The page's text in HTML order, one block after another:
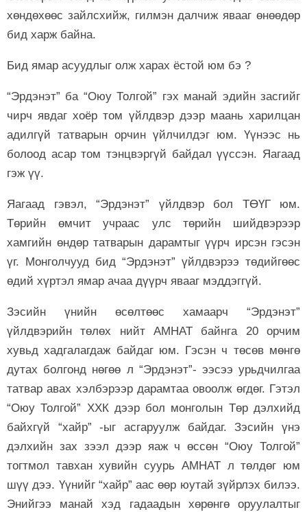
хөндөхөөс зайлсхийж, гилмэн далчиж явааг өнөөдөр
бид харж байна.
Бид ямар асуудлыг олж харах ёстой юм бэ ?
“Эрдэнэт” ба “Оюу Толгой” гэх манай эдийн засгийг
чирч явдаг хоёр том үйлдвэр дээр маань харилцан
адилгүй татварын орчин үйлчилдэг юм. Үүнээс нь
болоод асар том тэнцвэргүй байдал үүссэн. Яагаад
гэж үү.
Яагаад гэвэл, “Эрдэнэт” үйлдвэр бол ТӨҮГ юм.
Төрийн өмчит учраас улс төрийн шийдвэрээр
хамгийн өндөр татварын дарамтыг үүрч ирсэн гэсэн
үг. Монголчууд бид “Эрдэнэт” үйлдвэрээ төдийгөөс
өдий хүртэл ямар ачаа дүүрч явааг мэддэггүй.
Зэсийн үнийн өсөлтөөс хамаарч “Эрдэнэт”
үйлдвэрийн төлөх нийт АМНАТ байнга 20 орчим
хувьд хадгалагдаж байдаг юм. Гэсэн ч төсөв мөнгө
дутах болгонд нөгөө л “Эрдэнэт”- ээсээ урьдчилгаа
татвар авах хэлбэрээр дарамтаа овоолж өгдөг. Гэтэл
“Оюу Толгой” ХХК дээр бол монголын Төр дэлхийд
байхгүй “хайр” -ыг асгаруулж байдаг. Зэсийн үнэ
дэлхийн зах зээл дээр яаж ч өссөн “Оюу Толгой”
тогтмол тавхан хувийн суурь АМНАТ л төлдөг юм
шүү дээ. Үүнийг “хайр” аас өөр юутай зүйрлэх билээ.
Энийгээ манай хэд гадаадын хөрөнгө оруулалтыг